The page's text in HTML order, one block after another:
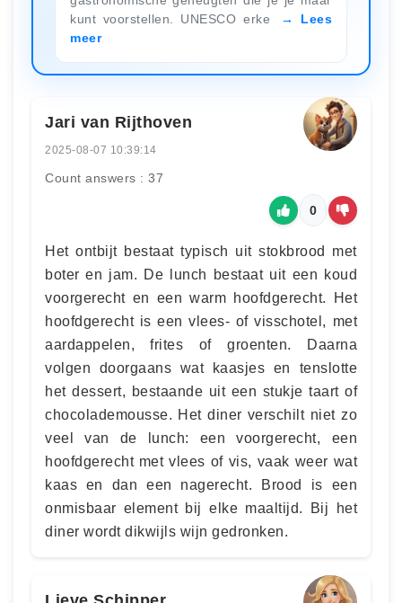
kunt voorstellen. UNESCO erke
Lees
meer
Jari van Rijthoven
2025-08-07 10:39:14
Count answers : 37
0
Het ontbijt bestaat typisch uit stokbrood met
boter en jam. De lunch bestaat uit een koud
voorgerecht en een warm hoofdgerecht. Het
hoofdgerecht is een vlees- of visschotel, met
aardappelen, frites of groenten. Daarna
volgen doorgaans wat kaasjes en tenslotte
het dessert, bestaande uit een stukje taart of
chocolademousse. Het diner verschilt niet zo
veel van de lunch: een voorgerecht, een
hoofdgerecht met vlees of vis, vaak weer wat
kaas en dan een nagerecht. Brood is een
onmisbaar element bij elke maaltijd. Bij het
diner wordt dikwijls wijn gedronken.